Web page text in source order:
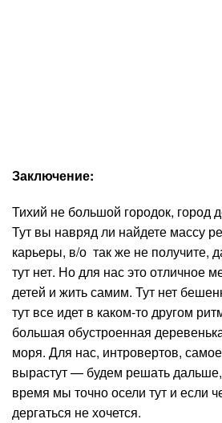
Заключение:
Тихий не большой городок, город
Тут вы навряд ли найдете массу
карьеры, в/о так же не получите,
тут нет. Но для нас это отличное
детей и жить самим. Тут нет
тут все идет в каком-то другом
большая обустроенная
моря. Для нас, интровертов, самое
вырастут — будем решать
время мы точно осели тут и если
дергаться не хочется.